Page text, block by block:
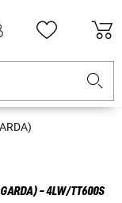
- 4LW/TT600S